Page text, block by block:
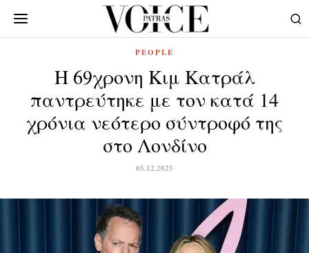
PEOPLE
Η 69χρονη Κιμ Κατράλ
παντρεύτηκε με τον κατά 14
χρόνια νεότερο σύντροφό της
στο Λονδίνο
05.12.2025